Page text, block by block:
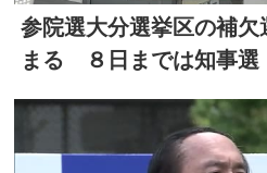
参院選大分選挙区の補
まる ８日までは知事選
能